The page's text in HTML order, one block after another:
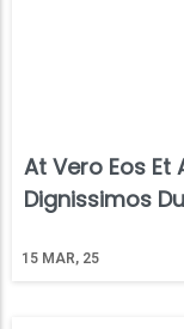
At Vero Eos
Dignissimos
15 MAR, 25